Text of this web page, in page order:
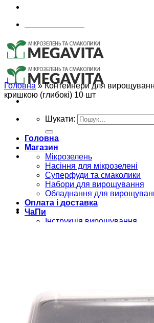
Шукати:
Головна
Магазин
Мікрозелень
Насіння для мікрозелені
Суперфуди та смаколики
Набори для вирощування
Обладнання для
Оплата і доставка
ЧаПи
Інструкція вирощування
Головна »Контейнери для
кришкою (глибокі) 10 шт